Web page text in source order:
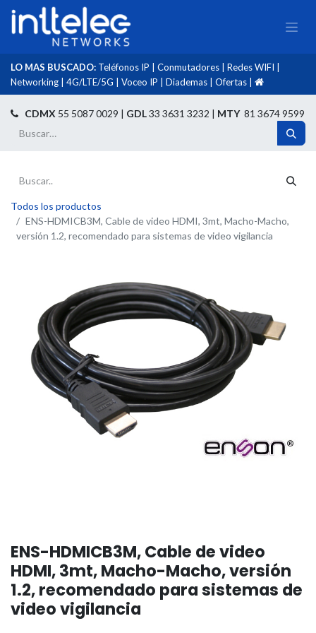
LO MAS BUSCADO: Teléfonos IP Conmutadores Redes WIFI
Networking
4G/LTE/5G Voceo IP Diademas Ofertas
CDMX 55 5087 0029 | GDL33 3631 3232 | MTY81 3674 9599
Todos los productos
ENS-HDMICB3M, Cable de video HDMI, 3mt, Macho-Macho,
versión 1.2, recomendado para sistemas de video vigilancia
ENS-HDMICB3M, Cable de video
HDMI, 3mt, Macho-Macho, versión
1.2, recomendado para sistemas de
video vigilancia